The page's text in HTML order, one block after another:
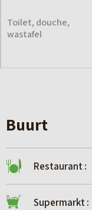
Toilet, douche,
wastafel
Buurt
Restaurant :
Supermarkt :